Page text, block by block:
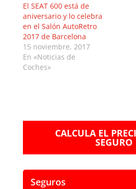
El SEAT 600 está de
aniversario y lo celebra
en el Salón AutoRetro
2017 de Barcelona
15 noviembre, 2017
En «Noticias de
Coches»
CALCULA EL
SEGURO
Seguros